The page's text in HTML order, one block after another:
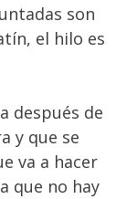
son
el hilo es
después de
y que se
va a hacer
que no hay